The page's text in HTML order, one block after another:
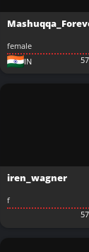
female
IN
iren_wagner
f